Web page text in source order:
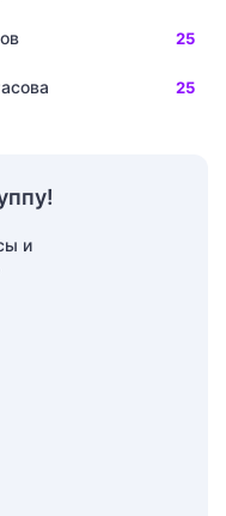
25
25
и